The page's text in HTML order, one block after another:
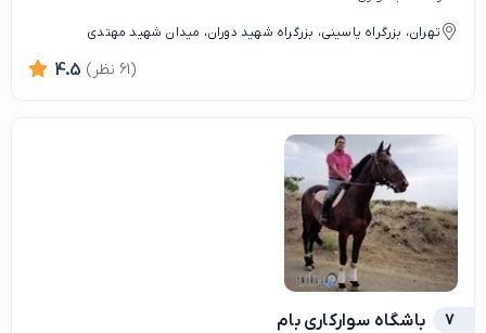
تهران، بزرگراه یاسینی، بزرگراه شهید دوران، میدان شهید مهتدی
4.5 (61 نظر)
7 باشگاه سوارکاری بام